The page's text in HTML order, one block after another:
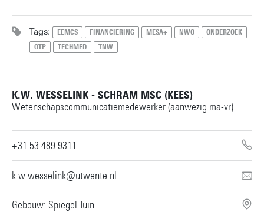
Tags: EEMCS FINANCIERING MESA+ NWO
ONDERZOEK
OTP
TECHMED TNW
K.W. WESSELINK - SCHRAM MSC (KEES)
Wetenschapscommunicatiemedewerker (aanwezig ma-vr)
+31 53 489 9311
k.w.wesselink@utwente.nl
Gebouw: Spiegel Tuin